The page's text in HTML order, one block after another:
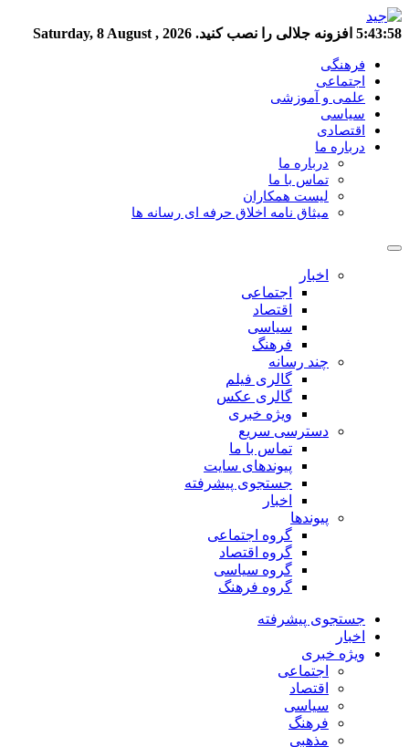
5:43:58 افزونه جلالی را نصب کنید. Saturday, 8 August , 2026
فرهنگی
اجتماعی
علمی و آموزشی
سیاسی
اقتصادی
درباره ما
درباره ما
تماس با ما
لیست همکاران
میثاق نامه اخلاق حرفه ای رسانه ها
اخبار
اجتماعی
اقتصاد
سیاسی
فرهنگ
چند رسانه
گالری فیلم
گالری عکس
ویژه خبری
دسترسی سریع
تماس با ما
پیوندهای سایت
جستجوی پیشرفته
اخبار
پیوندها
گروه اجتماعی
گروه اقتصاد
گروه سیاسی
گروه فرهنگ
جستجوی پیشرفته
اخبار
ویژه خبری
اجتماعی
اقتصاد
سیاسی
فرهنگ
مذهبی